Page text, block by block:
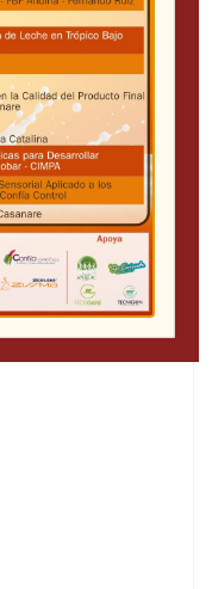
al sector